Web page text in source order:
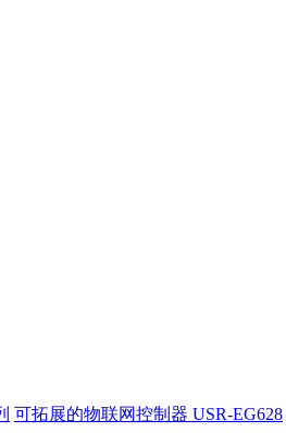
可拓展的物联网控制器 USR-EG628